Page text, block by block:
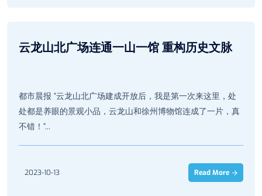
云龙山北广场连通一山一馆 重构历史文脉
都市晨报 “云龙山北广场建成开放后，我是第一次来这里，处
处都是养眼的景观小品，云龙山和徐州博物馆连成了一片，真
不错！”...
2023-10-13 Read More